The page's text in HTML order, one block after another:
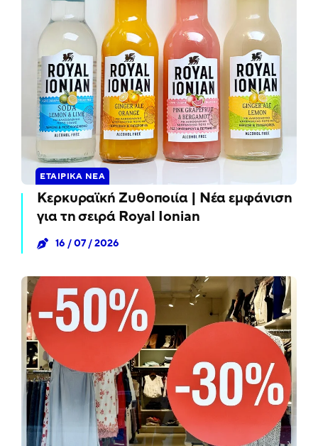
ΕΤΑΙΡΙΚΆ ΝΈΑ
Κερκυραϊκή Ζυθοποιία | Νέα εμφάνιση
για τη σειρά Royal Ionian
16 / 07 / 2026